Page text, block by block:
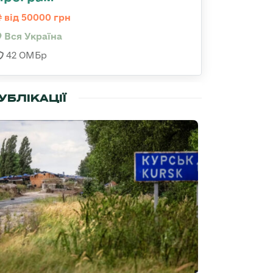
від 50000 грн
Вся Україна
42 ОМБр